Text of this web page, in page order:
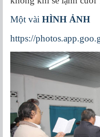
Một vài HÌNH ẢNH
https://